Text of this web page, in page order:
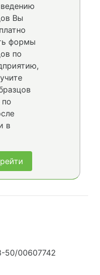
Вы
формы
по
в
50/00607742